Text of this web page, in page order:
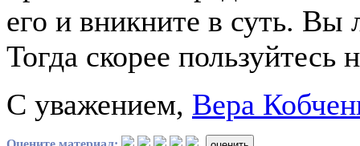
его и вникните в суть. Вы
Тогда скорее
С уважением, Вера